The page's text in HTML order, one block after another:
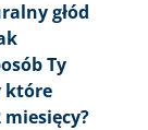
głód
Ty
które